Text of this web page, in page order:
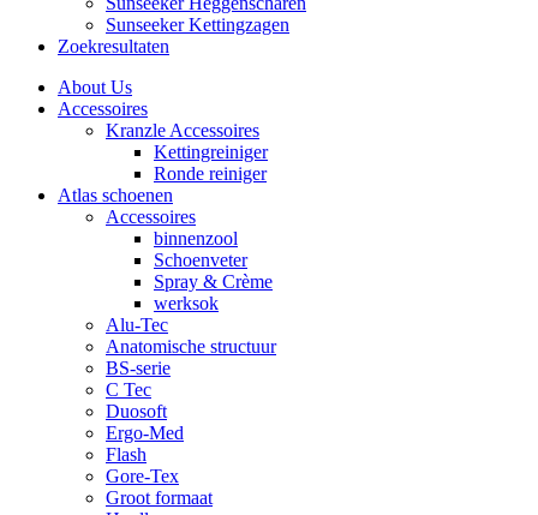
Sunseeker Kettingzagen
Zoekresultaten
About Us
Accessoires
Kranzle Accessoires
Kettingreiniger
Ronde reiniger
Atlas schoenen
Accessoires
binnenzool
Schoenveter
Spray & Crème
werksok
Alu-Tec
Anatomische structuur
BS-serie
C Tec
Duosoft
Ergo-Med
Flash
Gore-Tex
Groot formaat